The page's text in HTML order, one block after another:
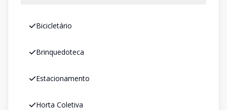
Bicicletário
Brinquedoteca
Estacionamento
Horta Coletiva